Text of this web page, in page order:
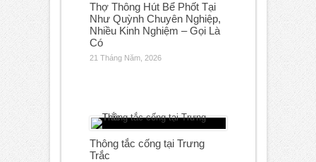
Thợ Thông Hút Bể Phốt Tại
Như Quỳnh Chuyên Nghiệp,
Nhiều Kinh Nghiệm – Gọi Là
Có
21 Tháng Năm, 2026
Thông tắc cống tại Trưng
Trắc